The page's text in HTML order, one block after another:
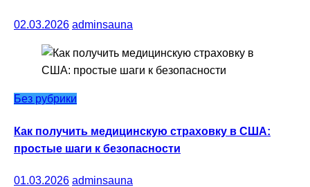
02.03.2026 adminsauna
Без рубрики
Как получить медицинскую страховку в США:
простые шаги к безопасности
01.03.2026 adminsauna